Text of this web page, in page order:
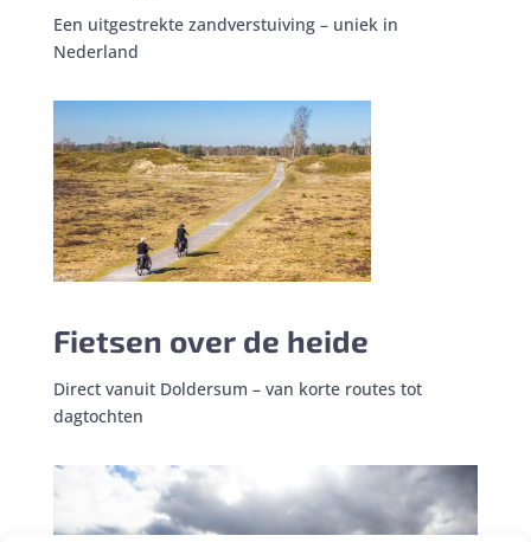
Een uitgestrekte zandverstuiving – uniek in
Nederland
Fietsen over de heide
Direct vanuit Doldersum – van korte routes tot
dagtochten